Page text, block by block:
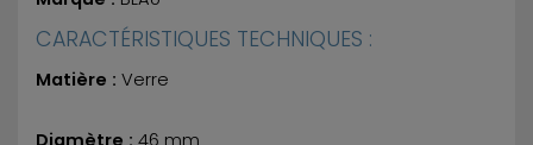
CARACTÉRISTIQUES TECHNIQUES :
Matière : Verre
Diamètre : 46 mm